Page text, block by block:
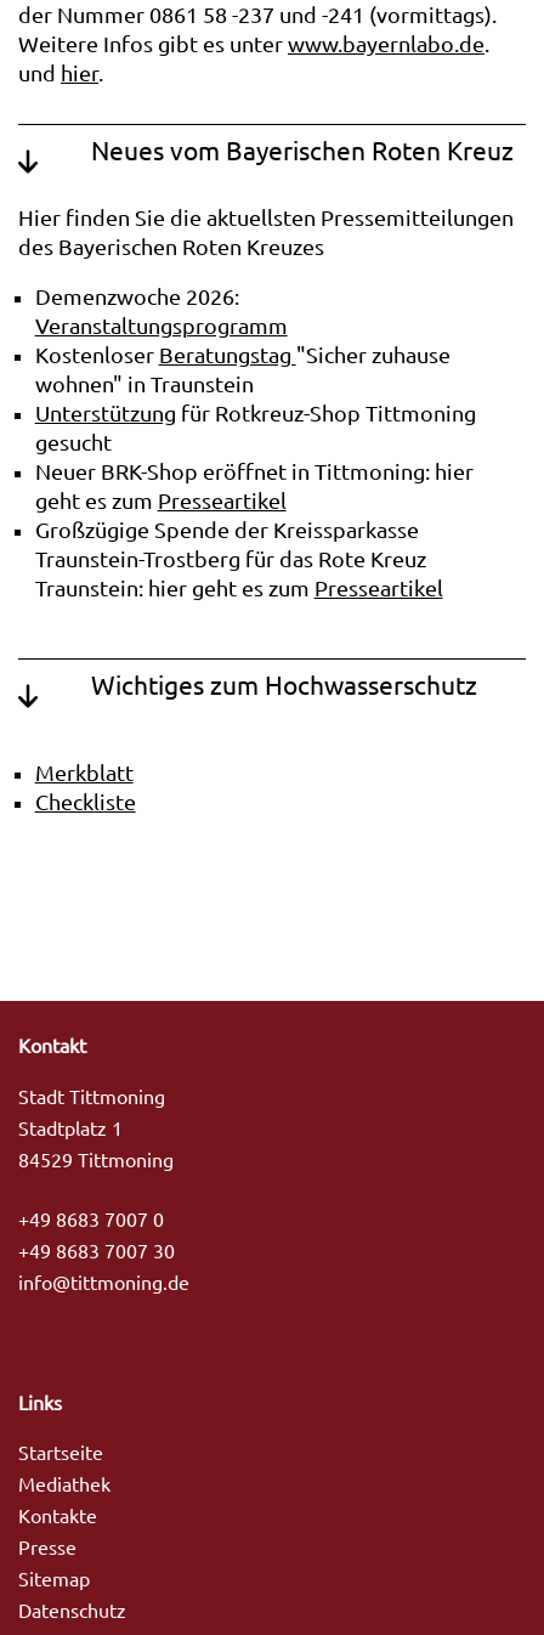
der Nummer 0861 58 -237 und -241 (vormittags).
Weitere Infos gibt es unter www.bayernlabo.de.
und hier.
Neues vom Bayerischen Roten Kreuz
Hier finden Sie die aktuellsten Pressemitteilungen
des Bayerischen Roten Kreuzes
Demenzwoche 2026:
Veranstaltungsprogramm
Kostenloser Beratungstag "Sicher zuhause
wohnen" in Traunstein
Unterstützung für Rotkreuz-Shop Tittmoning
gesucht
Neuer BRK-Shop eröffnet in Tittmoning: hier
geht es zum Presseartikel
Großzügige Spende der Kreissparkasse
Traunstein-Trostberg für das Rote Kreuz
Traunstein: hier geht es zum Presseartikel
Wichtiges zum Hochwasserschutz
Merkblatt
Checkliste
Kontakt
Stadt Tittmoning
Stadtplatz 1
84529 Tittmoning
+49 8683 7007 0
+49 8683 7007 30
info@tittmoning.de
Links
Startseite
Mediathek
Kontakte
Presse
Sitemap
Datenschutz